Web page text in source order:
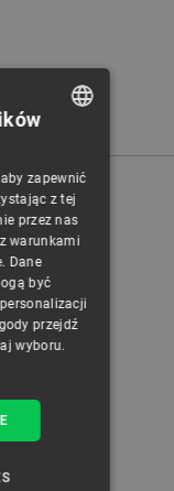
CZECH
ENGLISH
GERMAN
zapewnić
z tej
przez nas
warunkami
Dane
być
przejdź
wyboru.